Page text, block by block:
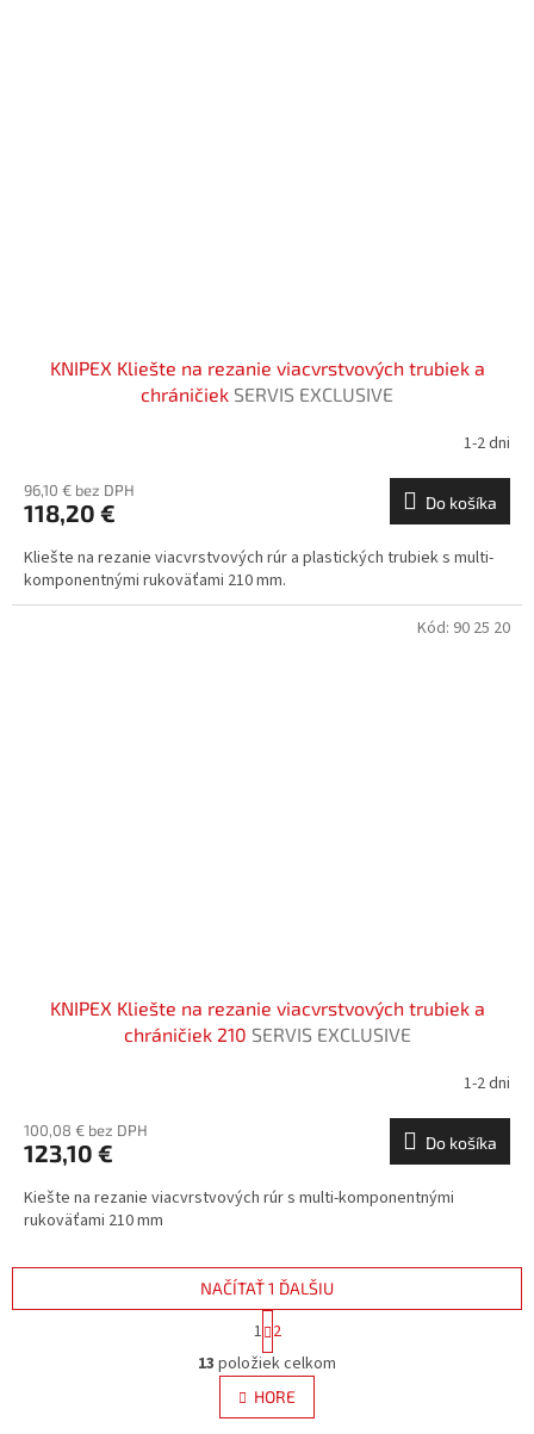
KNIPEX Kliešte na rezanie viacvrstvových trubiek a
chráničiek SERVIS EXCLUSIVE
1-2 dni
96,10 € bez DPH
118,20 € Do košíka
Kliešte na rezanie viacvrstvových rúr a plastických trubiek s multi-
komponentnými rukoväťami 210 mm.
KNIPEX Kliešte na rezanie viacvrstvových trubiek a
chráničiek 210 SERVIS EXCLUSIVE
1-2 dni
100,08 € bez DPH
123,10 € Do košíka
Kiešte na rezanie viacvrstvových rúr s multi-komponentnými
rukoväťami 210 mm
Kód: 90 25 20
O
v
l
á
NAČÍTAŤ 1 ĎALŠIU
S
t
r
á
n
k
1 2
13 položiek celkom
HORE